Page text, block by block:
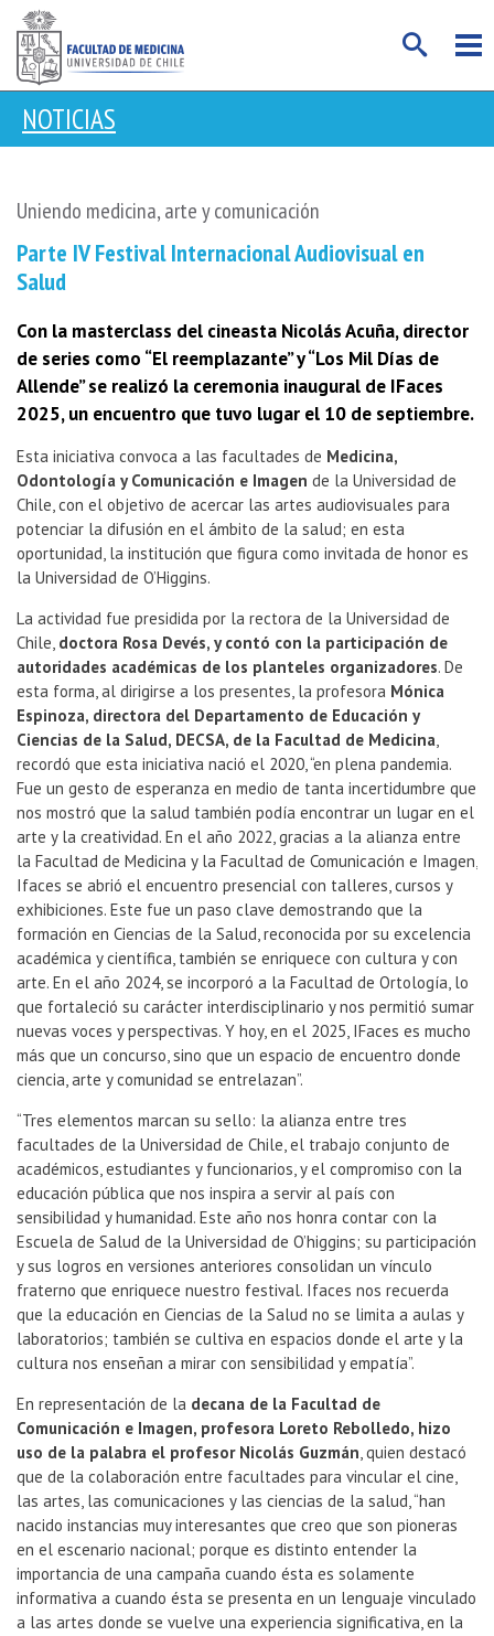
NOTICIAS
Uniendo medicina, arte y comunicación
Parte IV Festival Internacional Audiovisual en
Salud
Con la masterclass del cineasta Nicolás Acuña, director
de series como “El reemplazante” y “Los Mil Días de
Allende” se realizó la ceremonia inaugural de IFaces
2025, un encuentro que tuvo lugar el 10 de septiembre.
Esta iniciativa convoca a las facultades de Medicina,
Odontología y Comunicación e Imagen de la Universidad de
Chile, con el objetivo de acercar las artes audiovisuales para
potenciar la difusión en el ámbito de la salud; en esta
oportunidad, la institución que figura como invitada de honor es
la Universidad de O’Higgins.
La actividad fue presidida por la rectora de la Universidad de
Chile, doctora Rosa Devés, y contó con la participación de
autoridades académicas de los planteles organizadores. De
esta forma, al dirigirse a los presentes, la profesora Mónica
Espinoza, directora del Departamento de Educación y
Ciencias de la Salud, DECSA, de la Facultad de Medicina,
recordó que esta iniciativa nació el 2020, “en plena pandemia.
Fue un gesto de esperanza en medio de tanta incertidumbre que
nos mostró que la salud también podía encontrar un lugar en el
arte y la creatividad. En el año 2022, gracias a la alianza entre
la Facultad de Medicina y la Facultad de Comunicación e Imagen,
Ifaces se abrió el encuentro presencial con talleres, cursos y
exhibiciones. Este fue un paso clave demostrando que la
formación en Ciencias de la Salud, reconocida por su excelencia
académica y científica, también se enriquece con cultura y con
arte. En el año 2024, se incorporó a la Facultad de Ortología, lo
que fortaleció su carácter interdisciplinario y nos permitió sumar
nuevas voces y perspectivas. Y hoy, en el 2025, IFaces es mucho
más que un concurso, sino que un espacio de encuentro donde
ciencia, arte y comunidad se entrelazan”.
“Tres elementos marcan su sello: la alianza entre tres
facultades de la Universidad de Chile, el trabajo conjunto de
académicos, estudiantes y funcionarios, y el compromiso con la
educación pública que nos inspira a servir al país con
sensibilidad y humanidad. Este año nos honra contar con la
Escuela de Salud de la Universidad de O’higgins; su participación
y sus logros en versiones anteriores consolidan un vínculo
fraterno que enriquece nuestro festival. Ifaces nos recuerda
que la educación en Ciencias de la Salud no se limita a aulas y
laboratorios; también se cultiva en espacios donde el arte y la
cultura nos enseñan a mirar con sensibilidad y empatía”.
En representación de la decana de la Facultad de
Comunicación e Imagen, profesora Loreto Rebolledo, hizo
uso de la palabra el profesor Nicolás Guzmán, quien destacó
que de la colaboración entre facultades para vincular el cine,
las artes, las comunicaciones y las ciencias de la salud, “han
nacido instancias muy interesantes que creo que son pioneras
en el escenario nacional; porque es distinto entender la
importancia de una campaña cuando ésta es solamente
informativa a cuando ésta se presenta en un lenguaje vinculado
a las artes donde se vuelve una experiencia significativa, en la